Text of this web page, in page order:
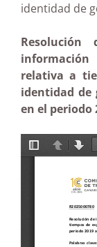
identidad
relativa a
identidad de
en el periodo